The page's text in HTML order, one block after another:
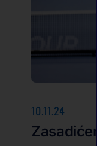
10.11.24